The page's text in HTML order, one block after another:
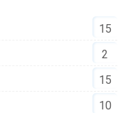
15
2
15
10